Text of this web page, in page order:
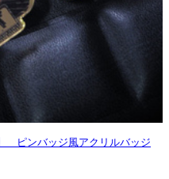
ピンバッジ風アクリルバッジ